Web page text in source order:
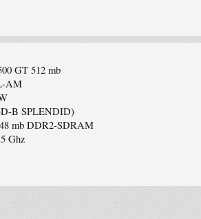
GT 512 mb
AM
B SPLENDID)
mb DDR2-SDRAM
Ghz